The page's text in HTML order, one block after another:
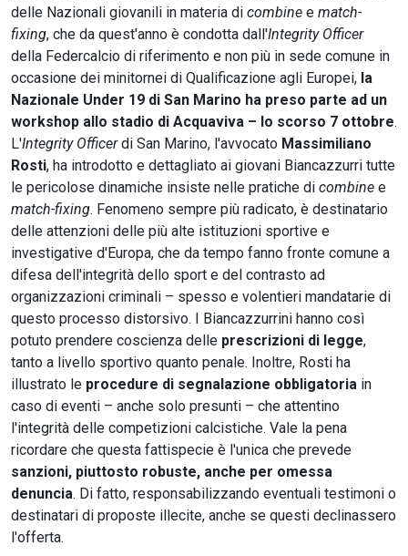
delle Nazionali giovanili in materia di combine e match-
fixing, che da quest'anno è condotta dall'Integrity Officer
della Federcalcio di riferimento e non più in sede comune in
occasione dei minitornei di Qualificazione agli Europei, la
Nazionale Under 19 di San Marino ha preso parte ad un
workshop allo stadio di Acquaviva – lo scorso 7 ottobre.
L'Integrity Officerdi San Marino, l'avvocato Massimiliano
Rosti, ha introdotto e dettagliato ai giovani Biancazzurri tutte
le pericolose dinamiche insiste nelle pratiche di combine e
match-fixing. Fenomeno sempre più radicato, è destinatario
delle attenzioni delle più alte istituzioni sportive e
investigative d'Europa, che da tempo fanno fronte comune a
difesa dell'integrità dello sport e del contrasto ad
organizzazioni criminali – spesso e volentieri mandatarie di
questo processo distorsivo. I Biancazzurrini hanno così
potuto prendere coscienza delle prescrizioni di legge,
tanto a livello sportivo quanto penale. Inoltre, Rosti ha
illustrato le procedure di segnalazione obbligatoria in
caso di eventi – anche solo presunti – che attentino
l'integrità delle competizioni calcistiche. Vale la pena
ricordare che questa fattispecie è l'unica che prevede
sanzioni, piuttosto robuste, anche per omessa
denuncia. Di fatto, responsabilizzando eventuali testimoni o
destinatari di proposte illecite, anche se questi declinassero
l'offerta.